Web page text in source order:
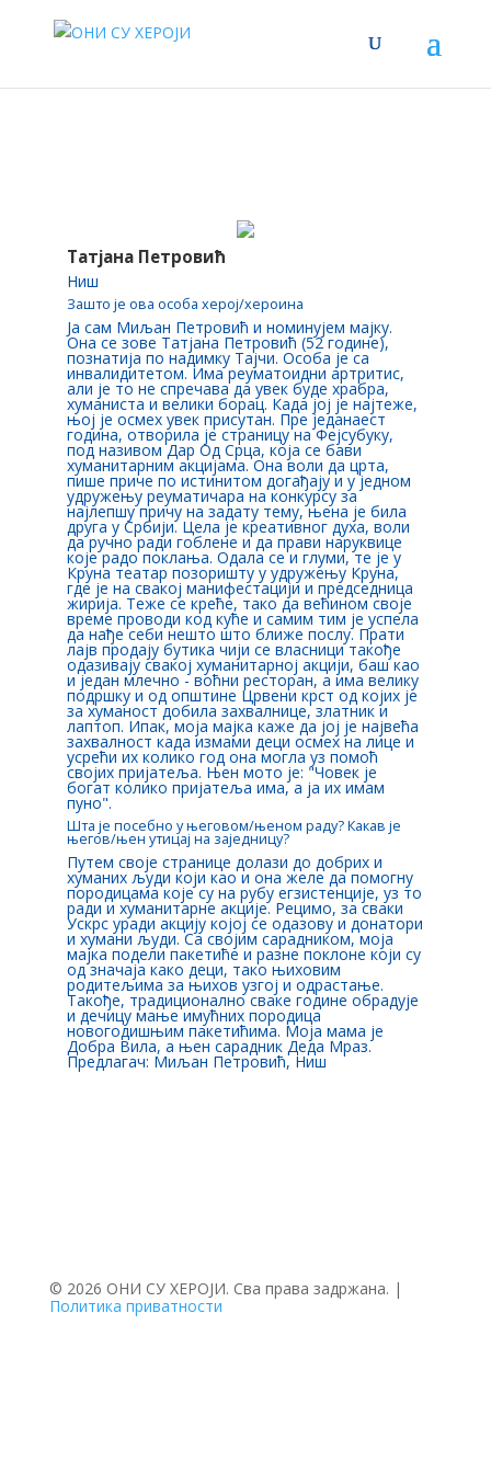
Татјана Петровић
Ниш
Зашто је ова особа херој/хероина
Ја сам Миљан Петровић и номинујем мајку.
Она се зове Татјана Петровић (52 године),
познатија по надимку Тајчи. Особа је са
инвалидитетом. Има реуматоидни артритис,
али је то не спречава да увек буде храбра,
хуманиста и велики борац. Када јој је најтеже,
њој је осмех увек присутан. Пре једанаест
година, отворила је страницу на Фејсубуку,
под називом Дар Од Срца, која се бави
хуманитарним акцијама. Она воли да црта,
пише приче по истинитом догађају и у једном
удружењу реуматичара на конкурсу за
најлепшу причу на задату тему, њена је била
друга у Србији. Цела је креативног духа, воли
да ручно ради гоблене и да прави наруквице
које радо поклања. Одала се и глуми, те је у
Круна театар позоришту у удружењу Круна,
где је на свакој манифестацији и председница
жирија. Теже се креће, тако да већином своје
време проводи код куће и самим тим је успела
да нађе себи нешто што ближе послу. Прати
лајв продају бутика чији се власници такође
одазивају свакој хуманитарној акцији, баш као
и један млечно - воћни ресторан, а има велику
подршку и од општине Црвени крст од којих је
за хуманост добила захвалнице, златник и
лаптоп. Ипак, моја мајка каже да јој је највећа
захвалност када измами деци осмех на лице и
усрећи их колико год она могла уз помоћ
својих пријатеља. Њен мото је: "Човек је
богат колико пријатеља има, а ја их имам
пуно".
Шта је посебно у његовом/њеном раду? Какав је
његов/њен утицај на заједницу?
Путем своје странице долази до добрих и
хуманих људи који као и она желе да помогну
породицама које су на рубу егзистенције, уз то
ради и хуманитарне акције. Рецимо, за сваки
Ускрс уради акцију којој се одазову и донатори
и хумани људи. Са својим сарадником, моја
мајка подели пакетиће и разне поклоне који су
од значаја како деци, тако њиховим
родитељима за њихов узгој и одрастање.
Такође, традиционално сваке године обрадује
и дечицу мање имућних породица
новогодишњим пакетићима. Моја мама је
Добра Вила, а њен сарадник Деда Мраз.
Предлагач: Миљан Петровић, Ниш
© 2026 ОНИ СУ ХЕРОЈИ. Сва права задржана. |
Политика приватности